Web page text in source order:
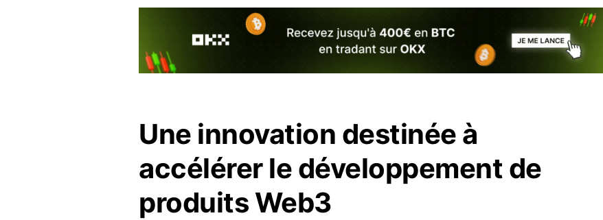
Une innovation destinée à
accélérer le développement de
produits Web3